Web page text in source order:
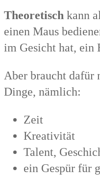
Theoretisch kann
einen Maus
im Gesicht hat, ein
Aber braucht dafür
Dinge, nämlich:
Zeit
Kreativität
Talent,
ein Gespür für